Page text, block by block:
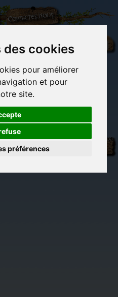
des cookies
pour améliorer
et pour
site.
préférences
Contactez-nous
Activités
détente et jeux
Objets déco et